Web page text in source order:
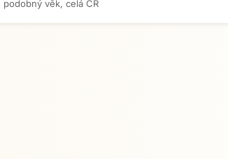
podobný věk, celá ČR